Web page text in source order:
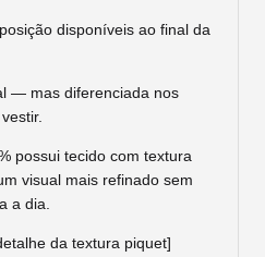
disponíveis ao final da
— mas diferenciada nos
possui tecido com textura
visual mais refinado sem
a dia.
da textura piquet]